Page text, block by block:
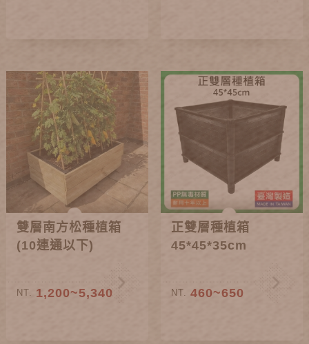
雙層南方松種植箱
(10連通以下)
NT. 1,200~5,340
正雙層種植箱
45*45*35cm
NT. 460~650